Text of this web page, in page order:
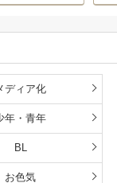
ディア化
年・青年
BL
お色気